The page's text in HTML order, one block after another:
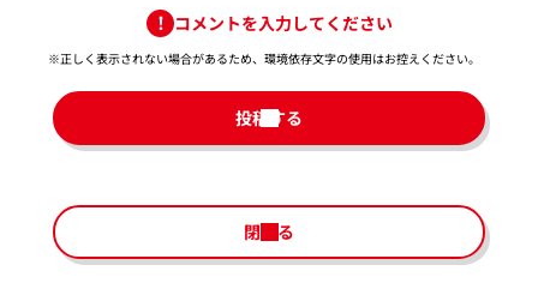
コメントを入力してください
※正しく表示されない場合があるため、環境依存文字の使用はお控えください。​
投稿する
閉じる